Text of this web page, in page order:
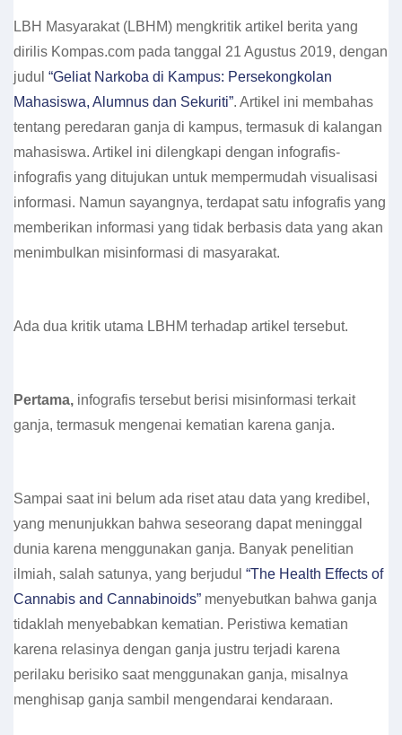
LBH Masyarakat (LBHM) mengkritik artikel berita yang
dirilis Kompas.com pada tanggal 21 Agustus 2019, dengan
judul “Geliat Narkoba di Kampus: Persekongkolan
Mahasiswa, Alumnus dan Sekuriti”. Artikel ini membahas
tentang peredaran ganja di kampus, termasuk di kalangan
mahasiswa. Artikel ini dilengkapi dengan infografis-
infografis yang ditujukan untuk mempermudah visualisasi
informasi. Namun sayangnya, terdapat satu infografis yang
memberikan informasi yang tidak berbasis data yang akan
menimbulkan misinformasi di masyarakat.
Ada dua kritik utama LBHM terhadap artikel tersebut.
Pertama, infografis tersebut berisi misinformasi terkait
ganja, termasuk mengenai kematian karena ganja.
Sampai saat ini belum ada riset atau data yang kredibel,
yang menunjukkan bahwa seseorang dapat meninggal
dunia karena menggunakan ganja. Banyak penelitian
ilmiah, salah satunya, yang berjudul “The Health Effects of
Cannabis and Cannabinoids” menyebutkan bahwa ganja
tidaklah menyebabkan kematian. Peristiwa kematian
karena relasinya dengan ganja justru terjadi karena
perilaku berisiko saat menggunakan ganja, misalnya
menghisap ganja sambil mengendarai kendaraan.